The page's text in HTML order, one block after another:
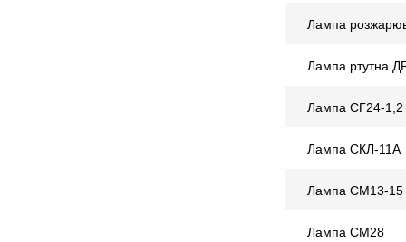
Лампа
Лампа ртутна
Лампа СГ24-1,2
Лампа СКЛ-11А
Лампа СМ13-15
Лампа СМ28